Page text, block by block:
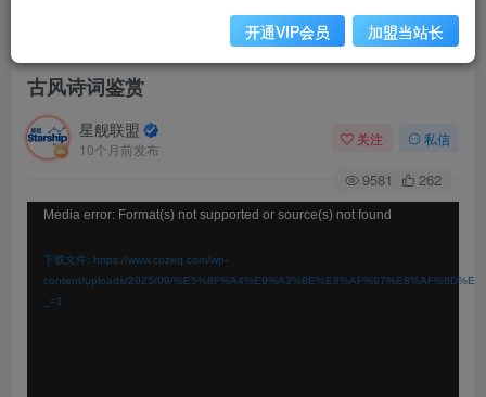
古风诗词鉴赏
星舰联盟
10个月前发布
关注 私信
9581 262
Media error: Format(s) not supported or source(s) not found
下载文件: https://www.cozeq.com/wp-
content/uploads/2025/09/
_=1
开通VIP会员 加盟当站长